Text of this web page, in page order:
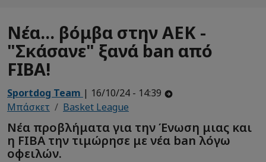
Νέα... βόμβα στην ΑΕΚ -
"Σκάσανε" ξανά ban από
FIBA!
Sportdog Team | 16/10/24 - 14:39
Μπάσκετ
Basket League
Νέα προβλήματα για την Ένωση μιας και
η FIBA την τιμώρησε με νέα ban λόγω
οφειλών.